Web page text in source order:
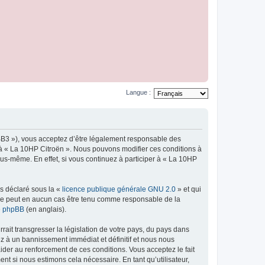
Langue :
»), vous acceptez d’être légalement responsable des
La 10HP Citroën ». Nous pouvons modifier ces conditions à
même. En effet, si vous continuez à participer à « La 10HP
déclaré sous la « licence publique générale GNU 2.0 » et qui
en aucun cas être tenu comme responsable de la
phpBB (en anglais).
transgresser la législation de votre pays, du pays dans
à un bannissement immédiat et définitif et nous nous
au renforcement de ces conditions. Vous acceptez le fait
si nous estimons cela nécessaire. En tant qu’utilisateur,